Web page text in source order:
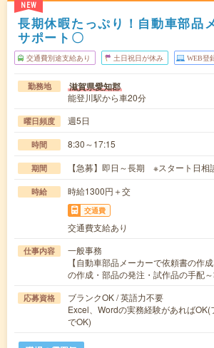
NEW
長期休暇たっぷり！自動車部品
サポート〇
交通費別途支給あり 土日祝日が休み WEB登
勤務地 滋賀県愛知郡
能登川駅から車20分
曜日頻度 週5日
時間 8:30～17:15
期間 【急募】即日～長期 ※スタート日相
時給 時給1300円＋交
交通費
交通費支給あり
仕事内容
一般事務
【自動車部品メーカーで依頼書の作
の作成・部品の発注・試作品の手配
応募資格
ブランクOK / 英語力不要
Excel、Wordの実務経験があれば
でOK)